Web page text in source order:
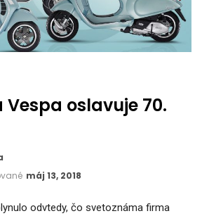
oslavuje 70.
máj 13, 2018
odvtedy, čo svetoznáma firma